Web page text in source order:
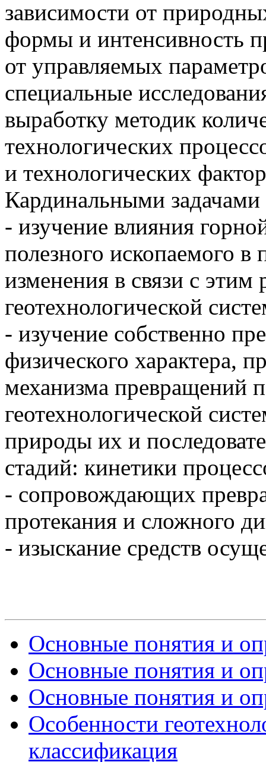
зависимости от
формы и интенсивность
от управляемых
специальные
выработку методик
технологических
и технологических
Кардинальными задачами
- изучение влияния
полезного ископаемого
изменения в связи с этим
геотехнологической
- изучение собственно
физического характера,
механизма превращений
геотехнологической
природы их и
стадий: кинетики
- сопровождающих
протекания и сложного
- изыскание средств
Основные понятия и
Основные понятия и
Основные понятия и
Особенности
классификация